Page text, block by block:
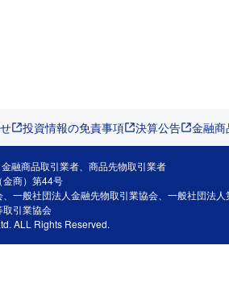
投資情報の免責事項 決算公告 金融
融商品取引業者、商品先物取引業者
金商）第44号
一般社団法人金融先物取引業協会、一般社団法
取引業協会
ALL Rights Reserved.